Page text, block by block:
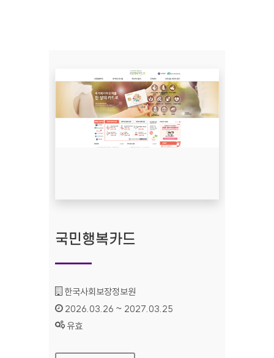
국민행복카드
기관명 :
한국사회보장정보원
인증기간 :
2026.03.26 ~ 2027.03.25
상태 :
유효